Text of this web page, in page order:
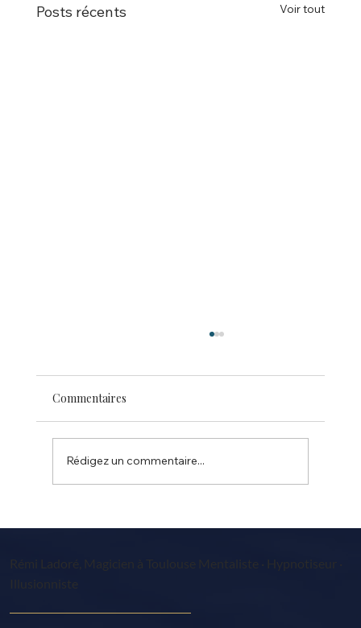
Posts récents Voir tout
Commentaires
Rédigez un commentaire...
Rémi Ladoré, Magicien à Toulouse Mentaliste · Hypnotiseur ·
Illusionniste